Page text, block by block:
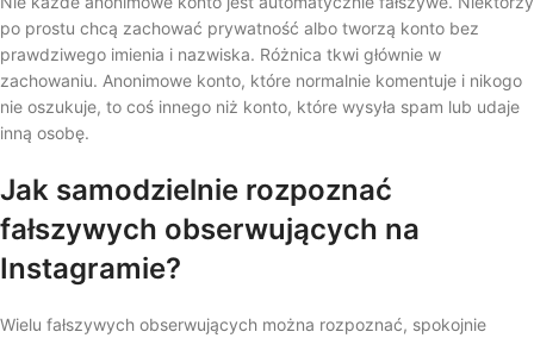
po prostu chcą zachować prywatność albo tworzą konto bez
prawdziwego imienia i nazwiska. Różnica tkwi głównie w
zachowaniu. Anonimowe konto, które normalnie komentuje i nikogo
nie oszukuje, to coś innego niż konto, które wysyła spam lub udaje
inną osobę.
Jak samodzielnie rozpoznać
fałszywych obserwujących na
Instagramie?
Wielu fałszywych obserwujących można rozpoznać, spokojnie